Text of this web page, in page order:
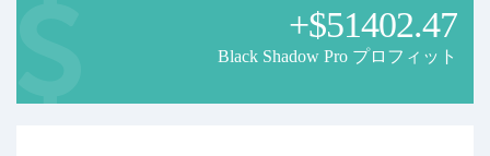
+$51402.47
Black Shadow Pro プロフィット